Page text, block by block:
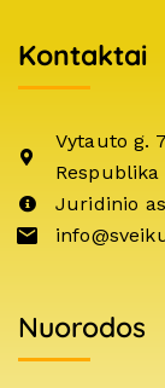
Kontaktai
Vytauto g.
Respublika
Juridinio
Nuorodos